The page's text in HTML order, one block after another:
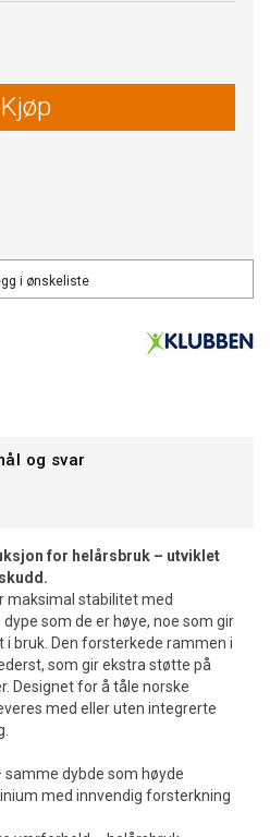
Kjøp
i ønskeliste
og svar
for helårsbruk – utviklet
maksimal stabilitet med
som de er høye, noe som gir
i bruk. Den forsterkede rammen i
som gir ekstra støtte på
Designet for å tåle norske
med eller uten integrerte
dybde som høyde
med innvendig forsterkning